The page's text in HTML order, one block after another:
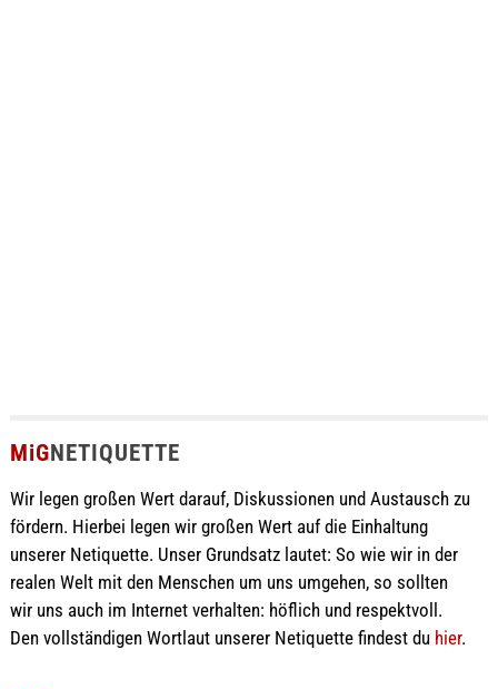
MiGNETIQUETTE
Wir legen großen Wert darauf, Diskussionen und Austausch zu
fördern. Hierbei legen wir großen Wert auf die Einhaltung
unserer Netiquette. Unser Grundsatz lautet: So wie wir in der
realen Welt mit den Menschen um uns umgehen, so sollten
wir uns auch im Internet verhalten: höflich und respektvoll.
Den vollständigen Wortlaut unserer Netiquette findest du hier.